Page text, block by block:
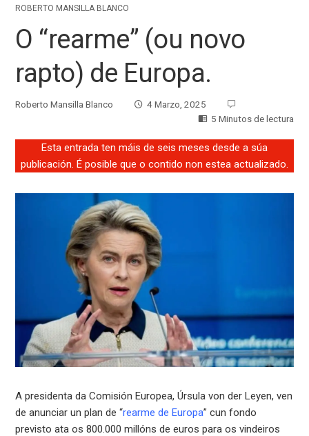
ROBERTO MANSILLA BLANCO
O “rearme” (ou novo
rapto) de Europa.
Roberto Mansilla Blanco
4 Marzo, 2025
5 Minutos de lectura
Esta entrada ten máis de seis meses desde a súa
publicación. É posible que o contido non estea actualizado.
A presidenta da Comisión Europea, Úrsula von der Leyen, ven
de anunciar un plan de “rearme de Europa” cun fondo
previsto ata os 800.000 millóns de euros para os vindeiros